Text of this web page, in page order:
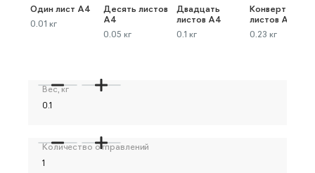
Один лист А4
0.01 кг
Десять листов
А4
0.05 кг
Двадцать
листов А4
0.1 кг
Конверт до 40
листов А4
0.23 кг
Вес, кг
Количество отправлений